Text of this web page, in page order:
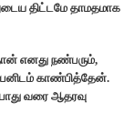
திட்டமே தாமதமாக
எனது நண்பரும்,
காண்பித்தேன்.
வரை ஆதரவு